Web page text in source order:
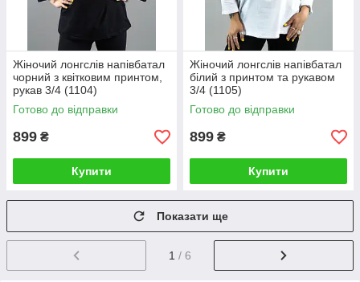
Жіночий лонгслів напівбатал
чорний з квітковим принтом,
рукав 3/4 (1104)
Готово до відправки
899 ₴
Купити
Жіночий лонгслів напівбатал
білий з принтом та рукавом
3/4 (1105)
Готово до відправки
899 ₴
Купити
Показати ще
1 / 6